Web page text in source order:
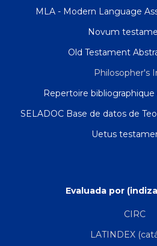
MLA - Modern Language
Novum
Old Testament
Philosopher's
Repertoire bibliographique
SELADOC Base de datos de
Uetus
Evaluada por
CIRC
LATINDEX